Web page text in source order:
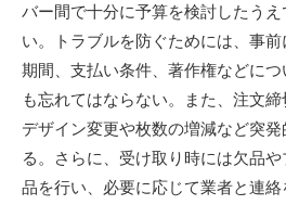
バー間で十分に予算を検討したう
い。トラブルを防ぐためには、事
期間、支払い条件、著作権などに
も忘れてはならない。また、注文締
デザイン変更や枚数の増減など突
る。さらに、受け取り時には欠品
品を行い、必要に応じて業者と連